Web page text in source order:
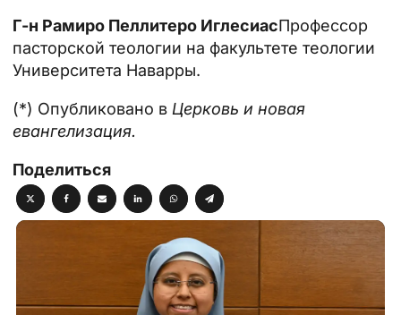
Г-н Рамиро Пеллитеро ИглесиасПрофессор
пасторской теологии на факультете теологии
Университета Наварры.
(*) Опубликовано в Церковь и новая
евангелизация.
Поделиться